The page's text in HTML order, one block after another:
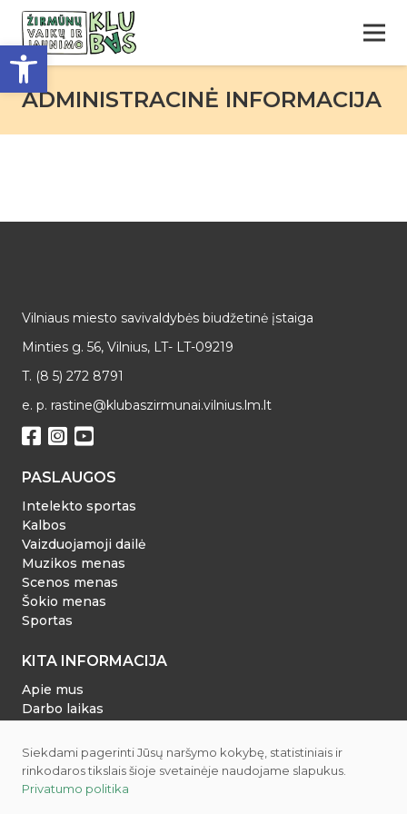
Open toolbar
ADMINISTRACINĖ INFORMACIJA
Vilniaus miesto savivaldybės biudžetinė įstaiga
Minties g. 56, Vilnius, LT- LT-09219
T. (8 5) 272 8791
e. p. rastine@klubaszirmunai.vilnius.lm.lt
PASLAUGOS
Intelekto sportas
Kalbos
Vaizduojamoji dailė
Muzikos menas
Scenos menas
Šokio menas
Sportas
KITA INFORMACIJA
Apie mus
Darbo laikas
Tvarkaraštis
Privatumo politika
Siekdami pagerinti Jūsų naršymo kokybę, statistiniais ir
rinkodaros tikslais šioje svetainėje naudojame slapukus.
Privatumo politika